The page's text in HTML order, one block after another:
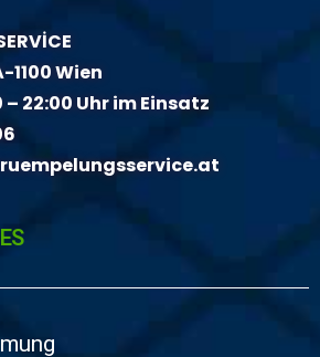
Wien
22:00 Uhr im Einsatz